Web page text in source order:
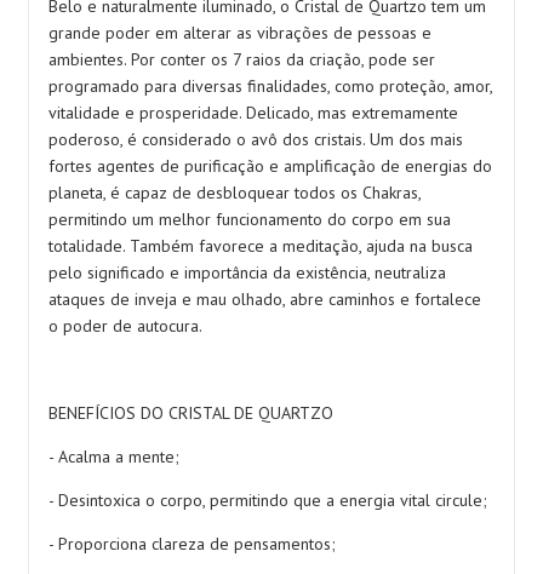
Belo e naturalmente iluminado, o Cristal de Quartzo tem um
grande poder em alterar as vibrações de pessoas e
ambientes. Por conter os 7 raios da criação, pode ser
programado para diversas finalidades, como proteção, amor,
vitalidade e prosperidade. Delicado, mas extremamente
poderoso, é considerado o avô dos cristais. Um dos mais
fortes agentes de purificação e amplificação de energias do
planeta, é capaz de desbloquear todos os Chakras,
permitindo um melhor funcionamento do corpo em sua
totalidade. Também favorece a meditação, ajuda na busca
pelo significado e importância da existência, neutraliza
ataques de inveja e mau olhado, abre caminhos e fortalece
o poder de autocura.
BENEFÍCIOS DO CRISTAL DE QUARTZO
- Acalma a mente;
- Desintoxica o corpo, permitindo que a energia vital circule;
- Proporciona clareza de pensamentos;